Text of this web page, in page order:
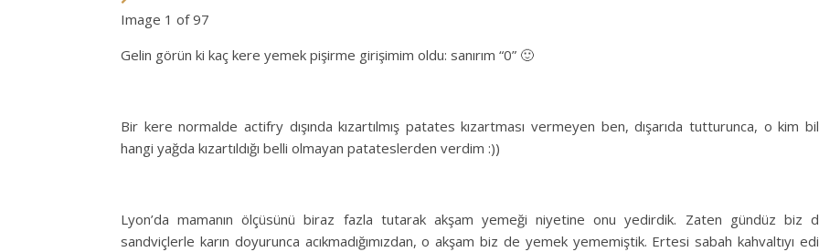
Image 1 of 97
Gelin görün ki kaç kere yemek pişirme girişimim oldu: sanırım “0” 🙂
Bir kere normalde actifry dışında kızartılmış patates kızartması vermeyen ben, dışarıda tutturunca, o kim
hangi yağda kızartıldığı belli olmayan patateslerden verdim :))
Lyon’da mamanın ölçüsünü biraz fazla tutarak akşam yemeği niyetine onu yedirdik. Zaten gündüz biz
sandviçlerle karın doyurunca acıkmadığımızdan, o akşam biz de yemek yememiştik. Ertesi sabah kahvaltıyı